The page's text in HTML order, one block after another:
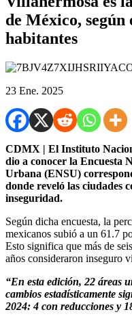
de México, según
habitantes
23 Ene. 2025
CDMX | El Instituto
dio a conocer la Encuesta
Urbana (ENSU)
donde reveló las ciudades
inseguridad.
Según dicha encuesta, la
mexicanos subió a un 61.7
Esto significa que más de
años consideraron inseguro
“En esta edición, 22 áreas
cambios estadísticamente
2024: 4 con reducciones y